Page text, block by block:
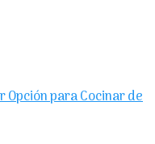
Opción para Cocinar de